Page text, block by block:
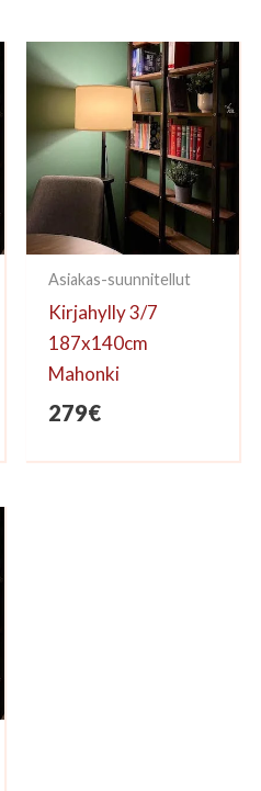
Asiakas-suunnitellut
Kirjahylly 3/7
187x140cm
Mahonki
279€